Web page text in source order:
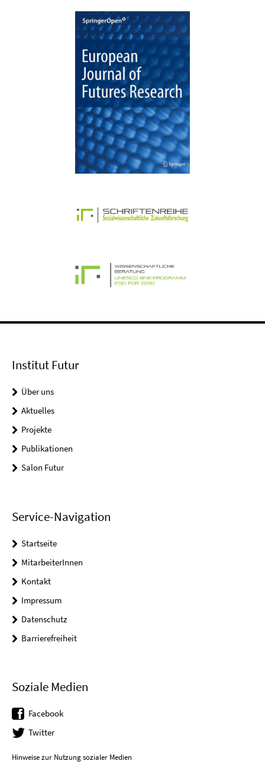
Institut Futur
Über uns
Aktuelles
Projekte
Publikationen
Salon Futur
Service-Navigation
Startseite
MitarbeiterInnen
Kontakt
Impressum
Datenschutz
Barrierefreiheit
Soziale Medien
Facebook
Twitter
Hinweise zur Nutzung sozialer Medien